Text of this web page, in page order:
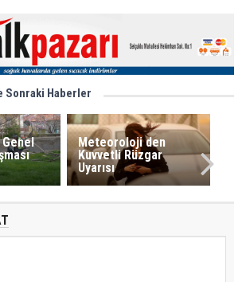
Sonraki Haberler
Meteoroloji den
Kuvvetli Rüzgar
Uyarısı